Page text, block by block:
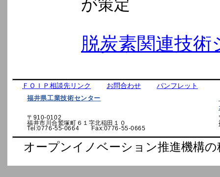
が策定
脱炭素関連技術
ＦＯＩＰ相談先リンク お問合わせ パンフレット
福井県工業技術センター
〒910-0102
福井市川合鷲塚町６１字北稲田１０
Tel:0776-55-0664 Fax:0776-55-0665
オープンイノベーション推進機構